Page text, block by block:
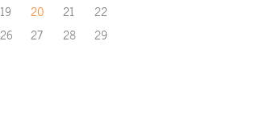
19 20 21
22
26 27 28
29